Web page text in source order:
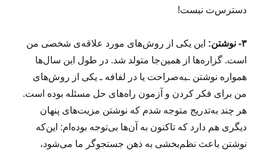
دسترس‌ت نیست!
۳- نوشتن:
این یکی از روش‌های مورد علاقه‌ی شخصی من
است. گزاره‌ها از همین‌جا متولد شد. در طول این سال‌ها
همواره نوشتن ـبه‌صراحت یا در لفافه ـ یکی از روش‌های
من برای فکر کردن و آزمون راه‌های حل مسئله بوده است.
هر چند به‌تدریج متوجه شدم که نوشتن مزیت‌های پنهان
دیگری هم دارد که تاکنون به آن‌ها بی‌توجه بوده‌ام: این‌که
نوشتن باعث نظم‌بخشی به ذهن جستجوگر ما می‌شود،